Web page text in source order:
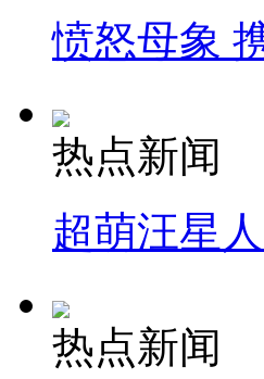
愤怒母象
热点新闻
超萌汪星
热点新闻